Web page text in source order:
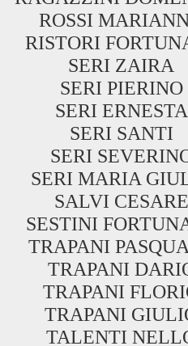
ROSSI
RISTORI
SERI ZAIRA
SERI PIERINO
SERI ERNESTA
SERI SANTI
SERI
SERI MARIA
SALVI CESARE
SESTINI
TRAPANI
TRAPANI
TRAPANI
TRAPANI
TALENTI